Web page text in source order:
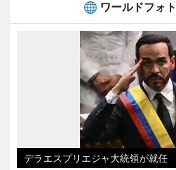
ワールドフォ
デラエスプリエジャ大統領が就任